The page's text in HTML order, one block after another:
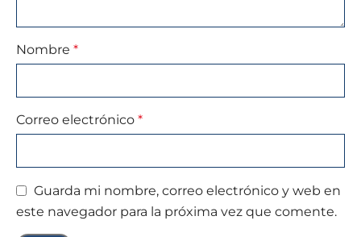
Nombre *
Correo electrónico *
Guarda mi nombre, correo electrónico y web en
este navegador para la próxima vez que comente.